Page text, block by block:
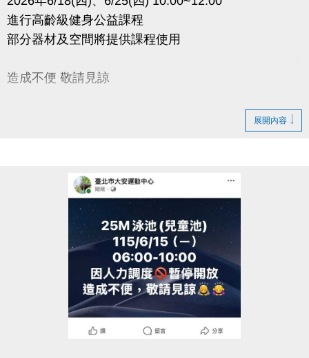
進行高齡級健身公益課程
部分器材及空間將提供課程使用
造成不便 敬請見諒
展開內容